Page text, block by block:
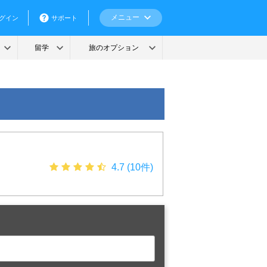
4.7 (10件)